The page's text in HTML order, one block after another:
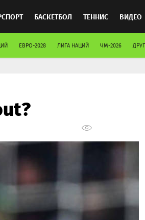
БАСКЕТБОЛ ТЕННИС ВИДЕО
ЕВРО-2028 ЛИГА НАЦИЙ ЧМ-2026